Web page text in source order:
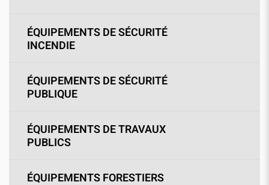
ÉQUIPEMENTS DE SÉCURITÉ
INCENDIE
ÉQUIPEMENTS DE SÉCURITÉ
PUBLIQUE
ÉQUIPEMENTS DE TRAVAUX
PUBLICS
ÉQUIPEMENTS FORESTIERS